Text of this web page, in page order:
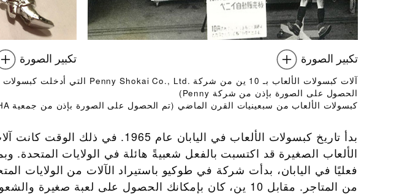
تكبير الصورة تكبير الصورة
الحصول على الصورة بإذن من شركة Penny)
كبسولات الألعاب من سبعينيات القرن الماضي (تم الحصول على الصورة بإذن من جمعية JAPAN GACHA GACHA)
بدأ تاريخ كبسولات الألعاب في اليابان
الألعاب الصغيرة قد اكتسبت بالفعل شعبيةً هائلة في الولايات المتحدة.
فعليًا في اليابان، بدأت شركة في طوكيو باستيراد الآلات من الولايات
من المتاجر. مقابل 10 ين، كان بإمكانك الحصول على لعبة